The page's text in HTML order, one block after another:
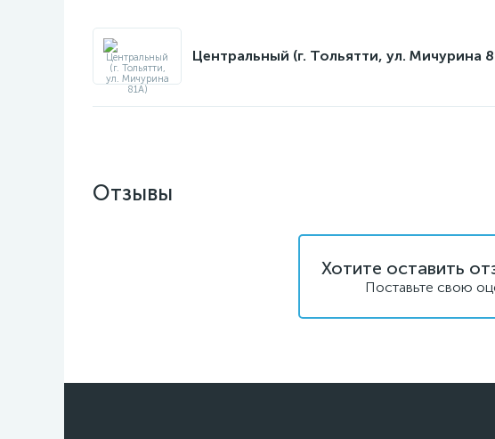
Центральный (г. Тольятти, ул. Мичурина
Отзывы
Хотите оставить
Поставьте свою